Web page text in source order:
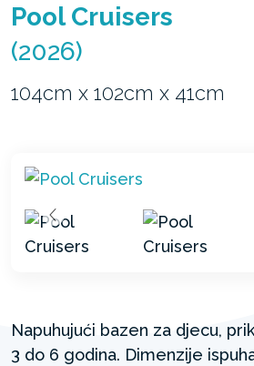
Pool Cruisers
(2026)
104cm x 102cm x 41cm
Napuhujući bazen za djecu,
3 do 6 godina. Dimenzije